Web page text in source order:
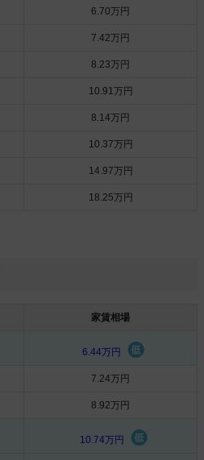
6.70万円
7.42万円
8.23万円
10.91万円
8.14万円
10.37万円
14.97万円
18.25万円
家賃相場
6.44万円
7.24万円
8.92万円
10.74万円